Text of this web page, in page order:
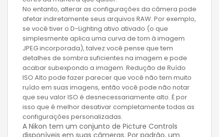
No entanto, alterar as configurações da câmera pode
afetar indiretamente seus arquivos RAW. Por exemplo,
se você tiver o D-Lighting ativo ativado (o que
simplesmente aplica uma curva de tom à imagem
JPEG incorporada), talvez você pense que tem
detalhes de sombra suficientes na imagem e pode
acabar subexpondo a imagem. Redução de Ruído
ISO Alto pode fazer parecer que você não tem muito
ruído em suas imagens, então você pode não notar
que seu valor ISO é desnecessariamente alto. É por
isso que é melhor desativar completamente todas as
configurações personalizadas.
A Nikon tem um conjunto de Picture Controls
disponíveis em suas câmeras. Por padrão, um